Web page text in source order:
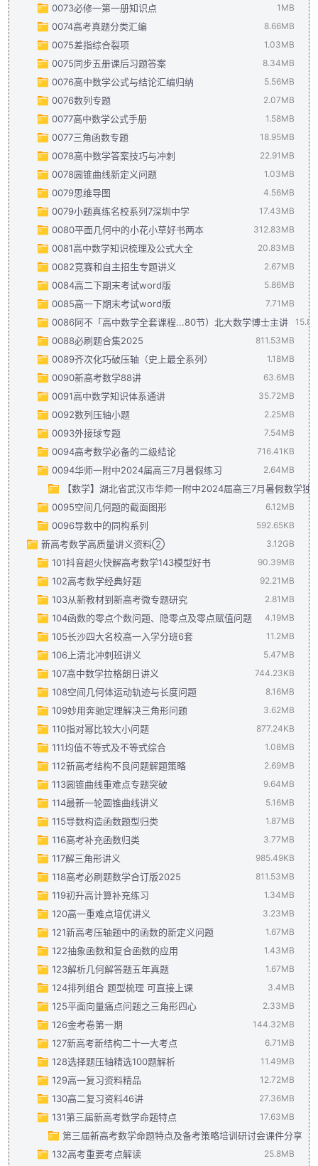
2024年高三培优讲义21--- 立体几何与空间向量大题专练.pdf
2024年高三培优讲义22--- 数列求通项的常见方法.pdf
2024年高三培优讲义23---数列求和：错位，裂项，分组，倒
2024年高三培优讲义24---奇偶数列问题 .pdf
983.75KB
2024年高三培优讲义25---隔项等差与隔项等比以及和为等比
2024年高三培优讲义26---基本量的计算,片段和性质，数列
2024年高三培优讲义27---数列新定义问题，插入数字构成新
2024年高三培优讲义28---数列求和技巧进阶篇：并项简化计
2024年高三培优讲义29---数列放缩通项证明不等式与数列不
2024年高三培优讲义30---数量积（极化恒等式与投影法）
2024年高三培优讲义31--- 平面向量共线定理与等和线.pdf
2024年高三培优讲义32---平面向量中的奔驰定理以及三角形
2024年高三培优讲义33---向量中的隐圆问题.pdf
1.96MB
2024年高三培优讲义34---三角函数恒等变换求值.pdf
2024年高三培优讲义35---三角函数中“ω”的取值范围 .pdf
2024年高三培优讲义36---解三角形大题第一问专练.pdf
2024年高三培优讲义37---解三角形中的计算求值问题.pdf
2024年高三培优讲义38---解三角形中的最值与范围问题.pdf
2024年高三培优讲义39---马尔科夫链（与数列结合的概率递
2024年高三培优讲义40---二项式定理.pdf
1.82MB
2024年高三培优讲义41---排列组合常考小题.pdf 2.45MB
2024年高三培优讲义42---四大分布：二项分布，超几何分布
25届数列新定义压轴·100练.pdf 1.78MB
0073必修一第一册知识点 1MB
必修第一册知识点.pdf 1MB
0074高考真题分类汇编 8.66MB
2024高考数学真题汇总（共6套) 解析版.pdf 4.81MB
2024年高考数学真题汇总（共6套)学生版.pdf 1.99MB
2024年全国卷真题分类汇编解析.pdf 1.87MB
0075差指综合裂项 1.03MB
差指综合型裂项（教师版）(1).pdf 577.9KB
差指综合型裂项（学生版）(1).pdf 479.14KB
0075同步五册课后习题答案 8.34MB
新人教版高中数学各书课后习题答案大全(2019人A版).pdf
0076高中数学公式与结论汇编归纳 5.56MB
高中数学公式与结论汇编归纳(2).pdf 5.56MB
0076数列专题 2.07MB
专题 数列（解析版）(1).pdf 1.2MB
专题 数列（学生版）(1).pdf 887.48KB
0077高中数学公式手册 1.58MB
4_高中数学公式手册.pdf 1.58MB
0077三角函数专题 18.95MB
三角函数训练n.pdf 3.22MB
三角函数训练nd.pdf 12.44MB
三角函数之w的取值范围.pdf 309.01KB
三角函数之w的取值范围解析.pdf 416.46KB
专题 三角函数（解析版）(25).pdf 845.69KB
专题 三角函数（解析版）.pdf 874.03KB
专题 三角函数（学生版）(25).pdf 531.16KB
专题 三角函数（学生版）.pdf 393KB
0078高中数学答案技巧与冲刺 22.91MB
2_2024年高考数学答题技巧与冲刺(1).pdf 22.91MB
0078圆锥曲线新定义问题 1.03MB
圆锥曲线新定义问题（解析版）(1).pdf 655.13KB
圆锥曲线新定义问题（学生版）(1).pdf 401.08KB
0079思维导图 4.56MB
新教材高中数学思维导图.pdf 4.56MB
0079小题真练名校系列7深圳中学 17.43MB
小题真练名校系列7（广东省深圳中学模拟卷节选）41.pdf
小题真练名校系列7（广东省深圳中学模拟卷节选）解析.pdf
0080平面几何中的小花小草好书两本 312.83MB
平面几何中的小草-305.pdf 159.41MB
平面几何中的小花-248.pdf 153.42MB
0081高中数学知识梳理及公式大全 20.83MB
高中数学知识梳理及公式大全.docx 20.83MB
0082竞赛和自主招生专题讲义 2.67MB
竞赛和自主招生专题全套十六讲(1).pdf 2.67MB
0084高二下期末考试word版 5.86MB
2022-2023学年福建省福州市四校联考高二（下）期末数学
2022-2023学年福建省泉州七中高二（下）期末数学试卷
2022-2023学年福建省厦门市高二（下）期末数学试卷.docx
2022-2023学年福建省厦门一中高二（下）期末数学试卷
2022-2023学年广东省佛山市高二（下）期末数学试卷.docx
2022-2023学年广东省华附、省实、广雅、深中四校联考高
2022-2023学年广东省深圳市高二（下）期末数学试卷.docx
2022-2023学年广东省深圳外国语学校高二（下）期末数学
2022-2023学年湖北省武汉市5G联合体高二（下）期末数学
2022-2023学年湖北省武汉市部分学校联合体高二（下）期
2022-2023学年湖北省武汉市部分重点中学高二（下）期末
2022-2023学年湖北省武汉四十九中高二（下）期末数学模
2022-2023学年湖南省名校联盟高二（下）期末数学试卷
2022-2023学年湖南省五市十校教研教改共同体、三湘名校
2022-2023学年湖南省长沙市雅礼中学高二（下）期末数学
2022-2023学年湖南省长沙市长郡中学高二（下）期末数学
2022-2023学年江苏省南京师大附中高二（下）期末数学试
2022-2023学年江苏省苏州市高二（下）期末数学试卷.docx
2022-2023学年江苏省无锡市高二（下）期末数学试卷.docx
2022-2023学年江苏省镇江市扬中第二高级中学高二（下）
2022-2023学年山东省济南市高二（下）期末数学试卷.docx
2022-2023学年山东省临沂市高二（下）期末数学试卷.docx
2022-2023学年山东省青岛中学高二（下）期末数学试卷
2022-2023学年山东省烟台市高二（下）期末数学试卷.docx
2022-2023学年浙江省杭州市高二（下）期末数学试卷.docx
2022-2023学年浙江省名校联盟高二（下）期末数学试卷
2022-2023学年浙江省宁波市高二（下）期末数学试卷.docx
2022-2023学年浙江省温州市十校联合体高二（下）期末数
0085高一下期末考试word版 7.71MB
2022-2023学年广东省佛山市禅城实验高级中学高一（下）
2022-2023学年广东省广州六中、二中、广雅、省实、执信
2022-2023学年广东省广州市越秀区高一（下）期末数学试
2022-2023学年广东省深圳市高一（下）期末数学试卷.docx
2022-2023学年湖北省武汉市5G联合体高一（下）期末数学
2022-2023学年湖北省武汉市部分重点中学六校联考高一（
2022-2023学年湖北省武汉市华中师大一附中高一（下）期
2022-2023学年湖北省新高考联考协作体高一（下）期末数
2022-2023学年湖南师大附中高一（下）期末数学试卷.docx
2022-2023学年湖南省邵阳二中高一（下）期末数学试卷
2022-2023学年湖南省长沙市雅礼中学高一（下）期末数学
2022-2023学年湖南省长沙一中高一（下）期末数学试卷
2022-2023学年江苏省南京市鼓楼区金陵中学高一（下）期
2022-2023学年江苏省南京市九校联合体高一（下）期末数
2022-2023学年江苏省南通市高一（下）期末数学试卷.docx
2022-2023学年江苏省无锡市新吴区辅仁高级中学高一（下
2022-2023学年浙江省杭州市高一（下）期末数学试卷.docx
2022-2023学年浙江省宁波市九校联考高一（下）期末数学
2022-2023学年浙江省绍兴市高一（下）期末数学试卷.docx
2022-2023学年浙江省温州市高一（下）期末数学试卷（A卷
0086阿不「高中数学全套课程...80节）北大数学博士主讲
【v1.0】阿不魔法书·高中数学.pdf 15.86MB
0088必刷题合集2025 811.53MB
2025高考必刷题数学合订本答案.pdf 59.54MB
2025年高考必刷题数学合订本.pdf 751.99MB
0089齐次化巧破压轴（史上最全系列） 1.18MB
齐次化巧破压轴（史上最全系列）.pdf 1.18MB
0090新高考数学88讲 63.6MB
新高考数学88讲——答案.pdf 28.03MB
新高考数学88讲——复习讲义.pdf 31.6MB
新高考数学88讲——检测试卷.pdf 3.97MB
0091高中数学知识体系通讲 35.72MB
高中数学知识体系通讲.pdf 35.72MB
0092数列压轴小题 2.25MB
数列专题压轴小题（解析版）.pdf 1.6MB
数列专题压轴小题（学生版）.pdf 667.88KB
0093外接球专题 7.54MB
外接球专题(JS版).pdf 4.98MB
外接球专题课件 (1)(5).pptx 2.55MB
0094高考数学必备的二级结论 716.41KB
2.高考数学必背的二级结论（34条，11页，PDF版）(5).pdf
0094华师一附中2024届高三7月暑假练习 2.64MB
【数学】湖北省武汉市华师一附中2024届高三7月暑假数学独
湖北省武汉市华师一附中2024届高三7月暑假数学独立作业
湖北省武汉市华师一附中2024届高三7月暑假数学独立作业
湖北省武汉市华师一附中2024届高三7月暑假数学独立作
湖北省武汉市华师一附中2024届高三7月暑假数学独立作
0095空间几何题的截面图形 6.12MB
空间几何体的截面图形（解析版）(1).pdf 4.99MB
空间几何体的截面图形（学生版）(1).pdf 1.13MB
0096导数中的同构系列 592.65KB
导数中的同构系列(教师版)(3).pdf 393.77KB
导数中的同构系列(学生版)(3).pdf 198.88KB
新高考数学高质量讲义资料② 3.12GB
101抖音超火快解高考数学143模型好书 90.39MB
抖音超火快解高考数学143模型(1).pdf 36.85MB
抖音超火快解高考数学143模型答案解析 (1)(1).pdf 53.54MB
102高考数学经典好题 92.21MB
高考数学经典好题(14).pdf 66.03MB
高考数学经典好题答案(14).pdf 19.24MB
高考数学全基础题型2025精华版(稀有讲义).pdf 6.93MB
103从新教材到新高考微专题研究 2.81MB
从新教材到新高考25个微专题研究(19).pdf 2.81MB
104函数的零点个数问题、隐零点及零点赋值问题 4.19MB
函数的零点个数问题、隐零点及零点赋值问题（解析版）
函数的零点个数问题、隐零点及零点赋值问题（学生版）
105长沙四大名校高一入学分班6套 11.2MB
四大名校新高一分班考6套(6).pdf 5.55MB
四大名校新高一分班考6套答案(6).pdf 5.66MB
106上清北冲刺班讲义 5.47MB
上清北冲刺班讲义-数学（教师版）(23).pdf 3.47MB
上清北冲刺班讲义-数学（学生版）(23).pdf 2MB
107高中数学拉格朗日讲义 744.23KB
【高中数学文化鉴赏】 拉格朗日解析版(15).pdf 502.47KB
【高中数学文化鉴赏】拉格朗日(15).pdf 241.75KB
108空间几何体运动轨迹与长度问题 8.16MB
第2讲 空间几何体运动轨迹与长度问题（解析版）(5).pdf
第2讲 空间几何体运动轨迹与长度问题（学生版）(5).pdf
109妙用奔驰定理解决三角形问题 3.62MB
微专题 妙用奔驰定理解决三角形面积比问题（解析版）(2).pdf
微专题 妙用奔驰定理解决三角形面积比问题（学生版）(2).pdf
110指对幂比较大小问题 877.24KB
指对幂比较大小问题（解析版）(24).pdf 547.77KB
指对幂比较大小问题（学生版）(24).pdf 329.47KB
111均值不等式及不等式综合 1.08MB
均值不等式及不等式综合（解析版）(18).pdf 730.4KB
均值不等式及不等式综合（学生版）(18).pdf 380.25KB
112新高考结构不良问题解题策略 2.69MB
新高考结构不良问题解题策略（解析版） (1)(16).pdf 2.02MB
新高考结构不良问题解题策略（学生版） (2)(16).pdf
113圆锥曲线重难点专题突破 9.64MB
圆锥重难点专题突破(6).pdf 9.64MB
114最新一轮圆锥曲线讲义 5.16MB
一轮圆锥教师(6).pdf 3.94MB
一轮圆锥学生(6).pdf 1.22MB
115导数构造函数题型归类 1.87MB
导数构造函数十二种题型归类（解析版）(5).pdf 1.15MB
导数构造函数十二种题型归类（学生版）(5).pdf 733.75KB
116高考补充函数归类 3.77MB
十三种高考补充函数归类 （解析版）(3).pdf 1.81MB
十三种高考补充函数归类 （学生版）(3)(1).pdf 1006.14KB
十三种高考补充函数归类 （学生版）(3).pdf 1006.14KB
117解三角形讲义 985.49KB
解三角形“热考”十点【解析版】.pdf 678.47KB
解三角形“热考”十点【学生版】.pdf 307.01KB
118高考必刷题数学合订版2025 811.53MB
2025高考必刷题数学合订本答案(2).pdf 59.54MB
2025年高考必刷题数学合订本(2).pdf 751.99MB
119初升高计算补充练习 1.34MB
初高衔接之计算补充练习（解析版）(8).pdf 693.81KB
初高衔接之计算补充练习（原卷版）(8).pdf 674.11KB
120高一重难点培优讲义 3.23MB
高一重难点培优讲义教师版.pdf 2.45MB
高一重难点培优讲义学生版.pdf 799.34KB
121新高考压轴题中的函数的新定义问题 1.67MB
新高考压轴题中函数的新定义问题 解析版.pdf 965.22KB
新高考压轴题中函数的新定义问题 学生版.pdf 743.45KB
122抽象函数和复合函数的应用 1.43MB
抽象函数和复合函数的应用 解析版（可直接上课）.pdf
抽象函数和复合函数的应用 学生版(可直接上课).pdf
123解析几何解答题五年真题 1.67MB
解析几何（解答题）--五年真题.pdf 541.31KB
解析几何（解答题）--五年真题（解析版）.pdf 1.14MB
124排列组合 题型梳理 可直接上课 3.4MB
排列组合 题型梳理 教师版（可直接上课）(7).pdf 2.19MB
排列组合 题型梳理 学生版（可直接上课）(7).pdf 1.21MB
125平面向量痛点问题之三角形四心 2.33MB
微专题 平面向量痛点问题之三角形“四心”问题（解析版）
微专题 平面向量痛点问题之三角形“四心”问题（学生版）
126金考卷第一期 144.32MB
金考卷第1期——2024全国高考数学试题汇编(1).pdf
127新高考新结构二十一大考点 6.71MB
新高考新结构二十一大考点汇总（解析版）(3).pdf 4.16MB
新高考新结构二十一大考点汇总（学生版）(3).pdf 2.55MB
128选择题压轴精选100题解析 11.49MB
2024选择题压轴精选100题解析版.pdf 7.7MB
2024选择题压轴精选100题讲义.pdf 1.93MB
2024选择题压轴精选100题讲义（内部资料）.pdf 1.87MB
129高一复习资料精品 12.72MB
高一复习资料.pdf 8.19MB
高一复习资料（试题版）.pdf 4.53MB
130高二复习资料46讲 27.36MB
高二复习资料46讲.pdf 6.4MB
高二复习资料46讲（解析）(1).pdf 20.97MB
131第三届新高考数学命题特点 17.63MB
第三届新高考数学命题特点及备考策略培训研讨会课件分享
Thumbs.db 85.5KB
132高考重要考点解读 25.8MB